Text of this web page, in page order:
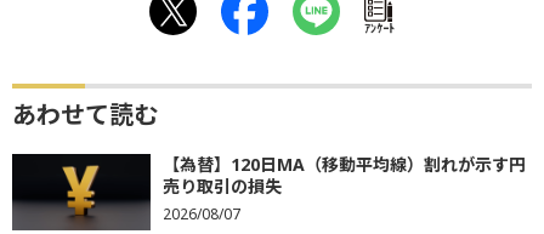
ｱﾝｹｰﾄ
あわせて読む
【為替】120日MA（移動平均線）割れが示す円
売り取引の損失
2026/08/07